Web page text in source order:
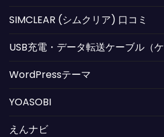
SIMCLEAR (シムクリア) 口コミ
USB充電・データ転送ケーブル（ケ
WordPressテーマ
YOASOBI
えんナビ